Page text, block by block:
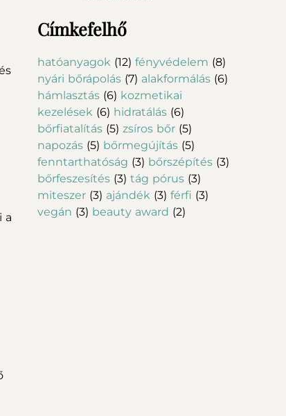
a
Címkefelhő
hatóanyagok (12) fényvédelem (8)
nyári bőrápolás (7) alakformálás (6)
hámlasztás (6) kozmetikai
kezelések (6) hidratálás (6)
bőrfiatalítás (5) zsíros bőr (5)
napozás (5) bőrmegújítás (5)
fenntarthatóság (3) bőrszépítés (3)
bőrfeszesítés (3) tág pórus (3)
miteszer (3) ajándék (3) férfi (3)
vegán (3) beauty award (2)